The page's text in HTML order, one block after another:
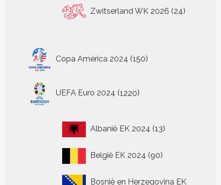
Zwitserland WK 2026 24
producten
Copa América 2024 150
producten
UEFA Euro 2024 1220
producten
Albanië EK 2024 1313
België EK 2024 9090
Bosnië en Herzegovina EK